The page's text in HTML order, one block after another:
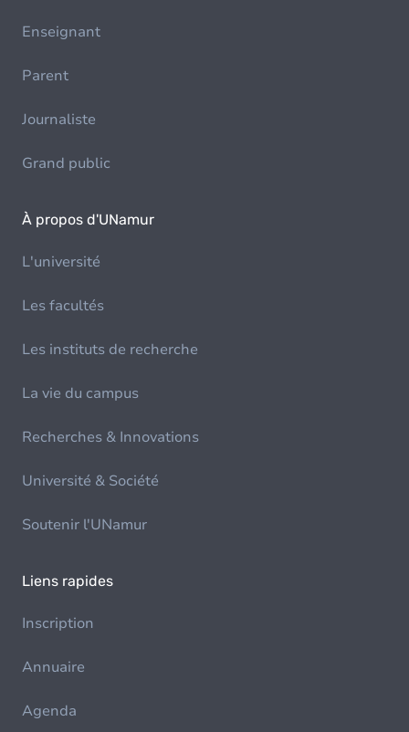
Enseignant
Parent
Journaliste
Grand public
À propos d'UNamur
L'université
Les facultés
Les instituts de recherche
La vie du campus
Recherches & Innovations
Université & Société
Soutenir l'UNamur
Liens rapides
Inscription
Annuaire
Agenda